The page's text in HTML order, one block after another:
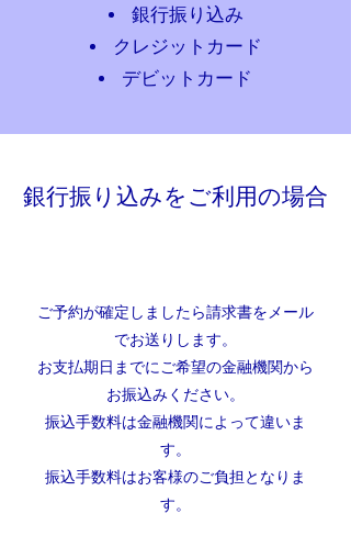
銀行振り込み
クレジットカード
​デビットカード
銀行振り込みをご利用の場合
ご予約が確定しましたら請求書をメール
でお送りします。
お支払期日までにご希望の金融機関から
お振込みください。
振込手数料は金融機関によって違いま
す。
​振込手数料はお客様のご負担となりま
す。